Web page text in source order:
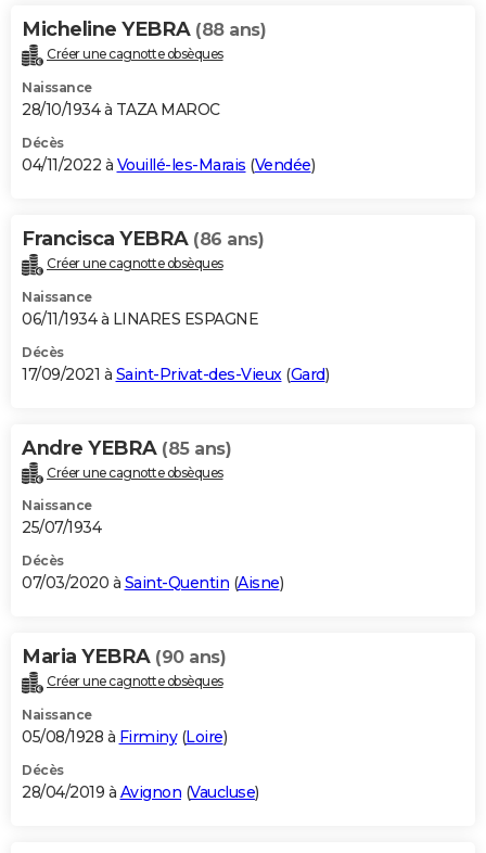
Bricolage
Lifestyle
Culture
Sport
Auto
Television
Voyage
Cinema
Micheline YEBRA (88 ans)
Créer une cagnotte obsèques
Naissance
28/10/1934 à TAZA MAROC
Décès
04/11/2022 à Vouillé-les-Marais (Vendée)
Francisca YEBRA (86 ans)
Créer une cagnotte obsèques
Naissance
06/11/1934 à LINARES ESPAGNE
Décès
17/09/2021 à Saint-Privat-des-Vieux (Gard)
Andre YEBRA (85 ans)
Créer une cagnotte obsèques
Naissance
25/07/1934
Décès
07/03/2020 à Saint-Quentin (Aisne)
Maria YEBRA (90 ans)
Créer une cagnotte obsèques
Naissance
05/08/1928 à Firminy(Loire)
Décès
28/04/2019 à Avignon (Vaucluse)